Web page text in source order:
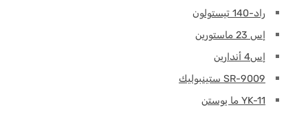
راد-140 تيستولون
إس 23 ماستورين
إس4 أندارين
SR-9009 ستينبوليك
YK-11 ما يوستن